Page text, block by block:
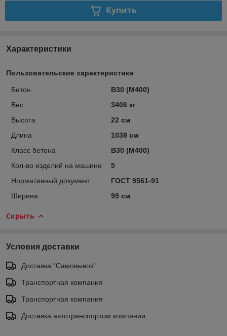
Купить
Характеристики
Пользовательские характеристики
Бетон
B30 (M400)
Вес
3406 кг
Высота
22 см
Длина
1038 см
Класс бетона
B30 (M400)
Кол-во изделий на машине
5
Нормативный документ
ГОСТ 9561-91
Ширина
99 см
Скрыть
Условия доставки
Доставка "Самовывоз"
Транспортная компания
Транспортная компания
Доставка автотранспортом компании